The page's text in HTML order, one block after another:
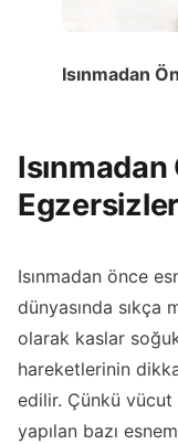
Isınmadan
Isınmadan önce
dünyasında sıkça
olarak kaslar
hareketlerinin
edilir. Çünkü vücut
yapılan bazı